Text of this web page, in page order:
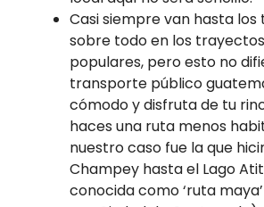
Casi siempre van hasta
sobre todo en los
populares, pero esto no
transporte público
cómodo y disfruta de tu
haces una ruta menos
nuestro caso fue la que
Champey hasta el Lago
conocida como ‘ruta